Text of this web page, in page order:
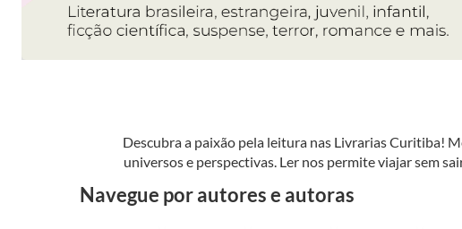
Descubra a paixão pela leitura nas Livrarias Curitiba!
universos e perspectivas. Ler nos permite viajar sem
aqui para ajudar a
Navegue por autores e autoras